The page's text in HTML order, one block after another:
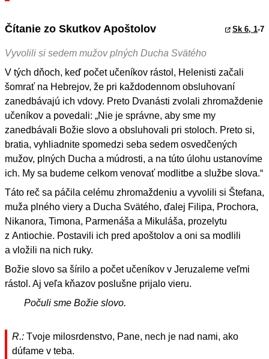
Čítanie zo Skutkov Apoštolov Sk 6, 1-7
Vyvolili si sedem mužov plných Ducha Svätého
V tých dňoch, keď počet učeníkov rástol, Helenisti začali
šomrať na Hebrejov, že pri každodennom obsluhovaní
zanedbávajú ich vdovy. Preto Dvanásti zvolali zhromaždenie
učeníkov a povedali: „Nie je správne, aby sme my
zanedbávali Božie slovo a obsluhovali pri stoloch. Preto si,
bratia, vyhliadnite spomedzi seba sedem osvedčených
mužov, plných Ducha a múdrosti, a na túto úlohu ustanovíme
ich. My sa budeme celkom venovať modlitbe a službe slova.“
Táto reč sa páčila celému zhromaždeniu a vyvolili si Štefana,
muža plného viery a Ducha Svätého, ďalej Filipa, Prochora,
Nikanora, Timona, Parmenáša a Mikuláša, prozelytu
z Antiochie. Postavili ich pred apoštolov a oni sa modlili
a vložili na nich ruky.
Božie slovo sa šírilo a počet učeníkov v Jeruzaleme veľmi
rástol. Aj veľa kňazov poslušne prijalo vieru.
Počuli sme Božie slovo.
R.: Tvoje milosrdenstvo, Pane, nech je nad nami, ako
dúfame v teba.